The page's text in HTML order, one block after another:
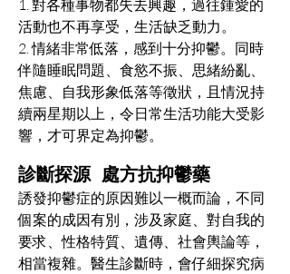
1. 對各種事物都失去興趣，過往鍾愛的
活動也不再享受，生活缺乏動力。
2. 情緒非常低落，感到十分抑鬱。同時
伴隨睡眠問題、食慾不振、思緒紛亂、
焦慮、自我形象低落等徵狀，且情況持
續兩星期以上，令日常生活功能大受影
響，才可界定為抑鬱。
診斷探源 處方抗抑鬱藥
誘發抑鬱症的原因難以一概而論，不同
個案的成因有別，涉及家庭、對自我的
要求、性格特質、遺傳、社會輿論等，
相當複雜。醫生診斷時，會仔細探究病